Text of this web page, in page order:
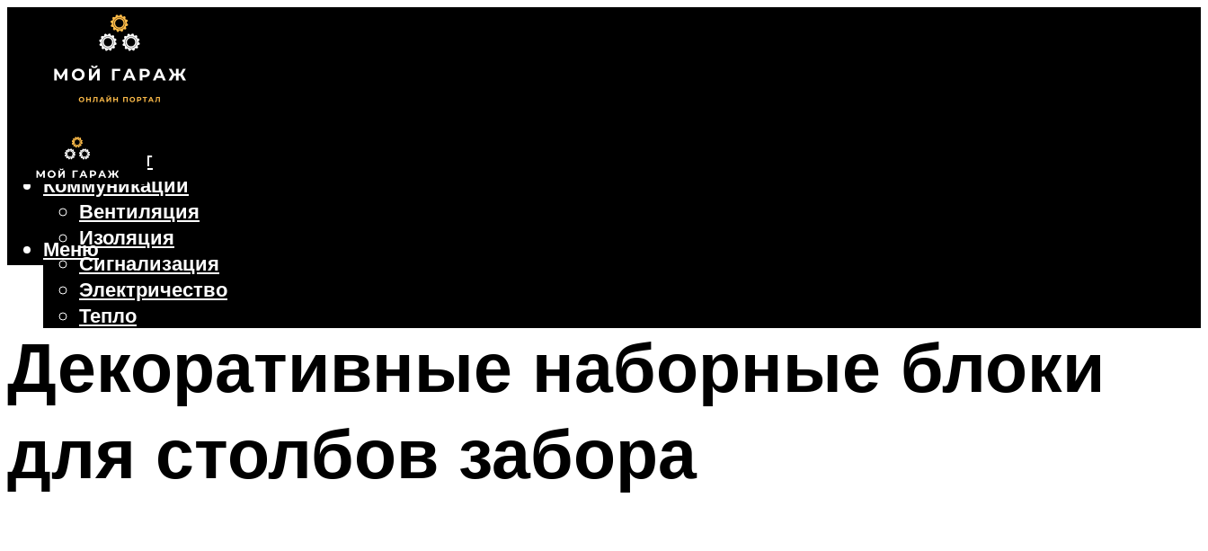
Фундамент
Коммуникации
Вентиляция
Изоляция
Сигнализация
Электричество
Тепло
Крыша
Ворота
Меню
Декоративные наборные блоки
для столбов забора